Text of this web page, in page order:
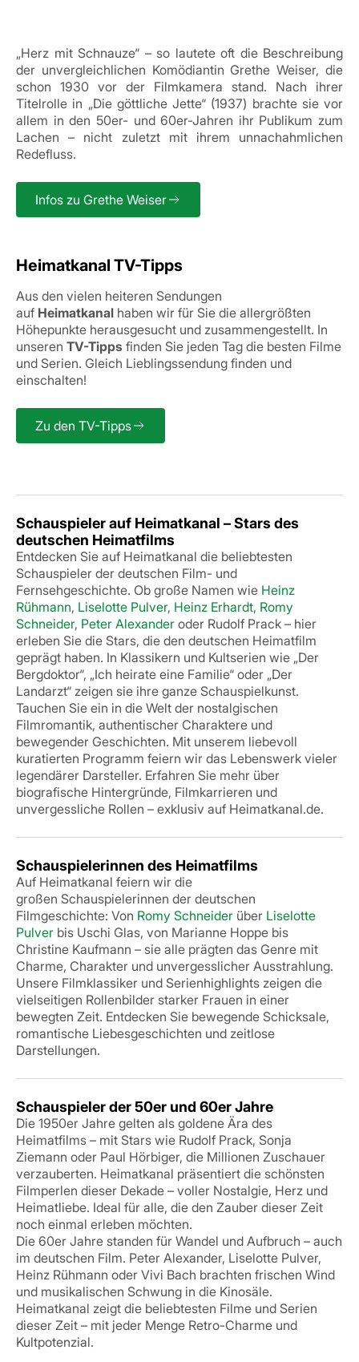
„Herz mit Schnauze“ – so lautete oft die Beschreibung
der unvergleichlichen Komödiantin Grethe Weiser, die
schon 1930 vor der Filmkamera stand. Nach ihrer
Titelrolle in „Die göttliche Jette“ (1937) brachte sie vor
allem in den 50er- und 60er-Jahren ihr Publikum zum
Lachen – nicht zuletzt mit ihrem unnachahmlichen
Redefluss.
Infos zu Grethe Weiser
Heimatkanal TV-Tipps
Aus den vielen heiteren Sendungen
auf Heimatkanal haben wir für Sie die allergrößten
Höhepunkte herausgesucht und zusammengestellt. In
unseren TV-Tipps finden Sie jeden Tag die besten Filme
und Serien. Gleich Lieblingssendung finden und
einschalten!
Zu den TV-Tipps
Schauspieler auf Heimatkanal – Stars des
deutschen Heimatfilms
Entdecken Sie auf Heimatkanal die beliebtesten
Schauspieler der deutschen Film- und
Fernsehgeschichte. Ob große Namen wie Heinz
Rühmann, Liselotte Pulver, Heinz Erhardt, Romy
Schneider, Peter Alexander oder Rudolf Prack – hier
erleben Sie die Stars, die den deutschen Heimatfilm
geprägt haben. In Klassikern und Kultserien wie „Der
Bergdoktor“, „Ich heirate eine Familie“ oder „Der
Landarzt“ zeigen sie ihre ganze Schauspielkunst.
Tauchen Sie ein in die Welt der nostalgischen
Filmromantik, authentischer Charaktere und
bewegender Geschichten. Mit unserem liebevoll
kuratierten Programm feiern wir das Lebenswerk vieler
legendärer Darsteller. Erfahren Sie mehr über
biografische Hintergründe, Filmkarrieren und
unvergessliche Rollen – exklusiv auf Heimatkanal.de.
Schauspielerinnen des Heimatfilms
Auf Heimatkanal feiern wir die
großen Schauspielerinnen der deutschen
Filmgeschichte: Von Romy Schneider über Liselotte
Pulver bis Uschi Glas, von Marianne Hoppe bis
Christine Kaufmann – sie alle prägten das Genre mit
Charme, Charakter und unvergesslicher Ausstrahlung.
Unsere Filmklassiker und Serienhighlights zeigen die
vielseitigen Rollenbilder starker Frauen in einer
bewegten Zeit. Entdecken Sie bewegende Schicksale,
romantische Liebesgeschichten und zeitlose
Darstellungen.
Schauspieler der 50er und 60er Jahre
Die 1950er Jahre gelten als goldene Ära des
Heimatfilms – mit Stars wie Rudolf Prack, Sonja
Ziemann oder Paul Hörbiger, die Millionen Zuschauer
verzauberten. Heimatkanal präsentiert die schönsten
Filmperlen dieser Dekade – voller Nostalgie, Herz und
Heimatliebe. Ideal für alle, die den Zauber dieser Zeit
noch einmal erleben möchten.
Die 60er Jahre standen für Wandel und Aufbruch – auch
im deutschen Film. Peter Alexander, Liselotte Pulver,
Heinz Rühmann oder Vivi Bach brachten frischen Wind
und musikalischen Schwung in die Kinosäle.
Heimatkanal zeigt die beliebtesten Filme und Serien
dieser Zeit – mit jeder Menge Retro-Charme und
Kultpotenzial.